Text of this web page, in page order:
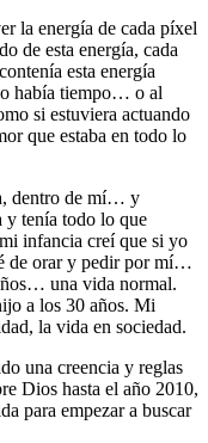
la energía de cada píxel
de esta energía, cada
esta energía
había tiempo… o al
si estuviera actuando
que estaba en todo lo
dentro de mí… y
y tenía todo lo que
infancia creí que si yo
de orar y pedir por mí…
una vida normal.
a los 30 años. Mi
la vida en sociedad.
una creencia y reglas
Dios hasta el año 2010,
para empezar a buscar